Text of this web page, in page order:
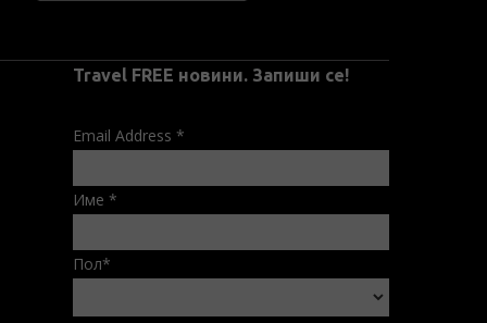
Travel FREE новини. Запиши се!
Email Address *
Име *
Пол*